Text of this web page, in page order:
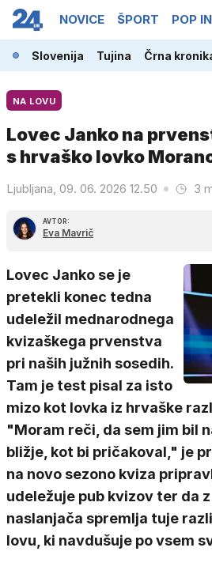
NOVICE ŠPORT POP IN
Slovenija Tujina Črna
NA LOVU
Lovec Janko na
s hrvaško lovko
Ljubljana, 09. 06. 2026 12.50 3
AVTOR:
Eva Mavrič
Lovec Janko se je
pretekli konec tedna
udeležil mednarodnega
kvizaškega prvenstva
pri naših južnih sosedih.
Tam je test pisal za isto
mizo kot lovka iz hrvaške
"Moram reči, da sem jim bil
bližje, kot bi pričakoval," je
na novo sezono kviza
udeležuje pub kvizov ter da
naslanjača spremlja tuje
lovu, ki navdušuje po vsem